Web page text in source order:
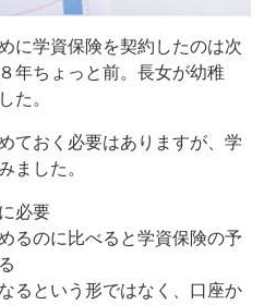
に学資保険を契約したのは次
年ちょっと前。長女が幼稚
た。
ておく必要はありますが、学
ました。
必要
るのに比べると学資保険の予
るという形ではなく、口座か